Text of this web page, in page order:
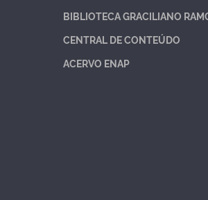
BIBLIOTECA GRACILIANO
CENTRAL DE CONTEÚDO
ACERVO ENAP